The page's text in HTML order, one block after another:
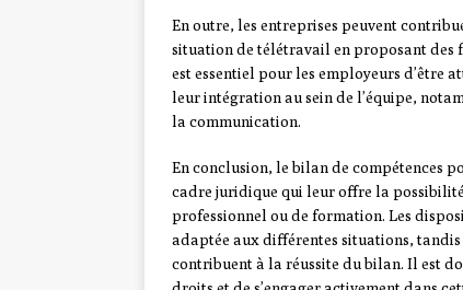
En outre, les entreprises peuvent
situation de télétravail en proposant des
est essentiel pour les employeurs d’être
leur intégration au sein de l’équipe,
la communication.
En conclusion, le bilan de compétences
cadre juridique qui leur offre la
professionnel ou de formation. Les
adaptée aux différentes situations, tandis
contribuent à la réussite du bilan. Il est